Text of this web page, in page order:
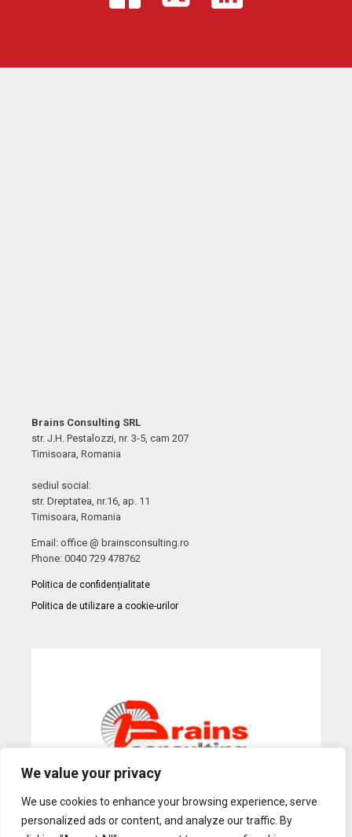
We value your privacy
We use cookies to enhance your browsing experience, serve
personalized ads or content, and analyze our traffic. By
Brains Consulting SRL
str. J.H. Pestalozzi, nr. 3-5, cam 207
Timisoara, Romania
sediul social:
str. Dreptatea, nr.16, ap. 11
Timisoara, Romania
Email: office @ brainsconsulting.ro
Phone: 0040 729 478762
Politica de confidențialitate
Politica de utilizare a cookie-urilor
Gazduire Web